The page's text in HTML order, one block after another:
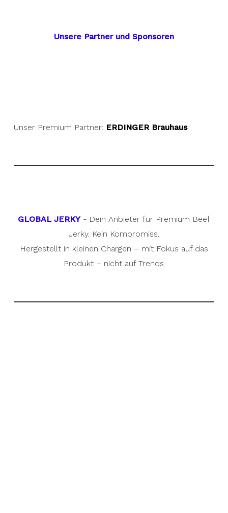
Unsere Partner und Sponsoren
Unser Premium Partner: ERDINGER Brauhaus
GLOBAL JERKY- Dein Anbieter für Premium Beef
Jerky. Kein Kompromiss.
Hergestellt in kleinen Chargen – mit Fokus auf das
Produkt – nicht auf Trends